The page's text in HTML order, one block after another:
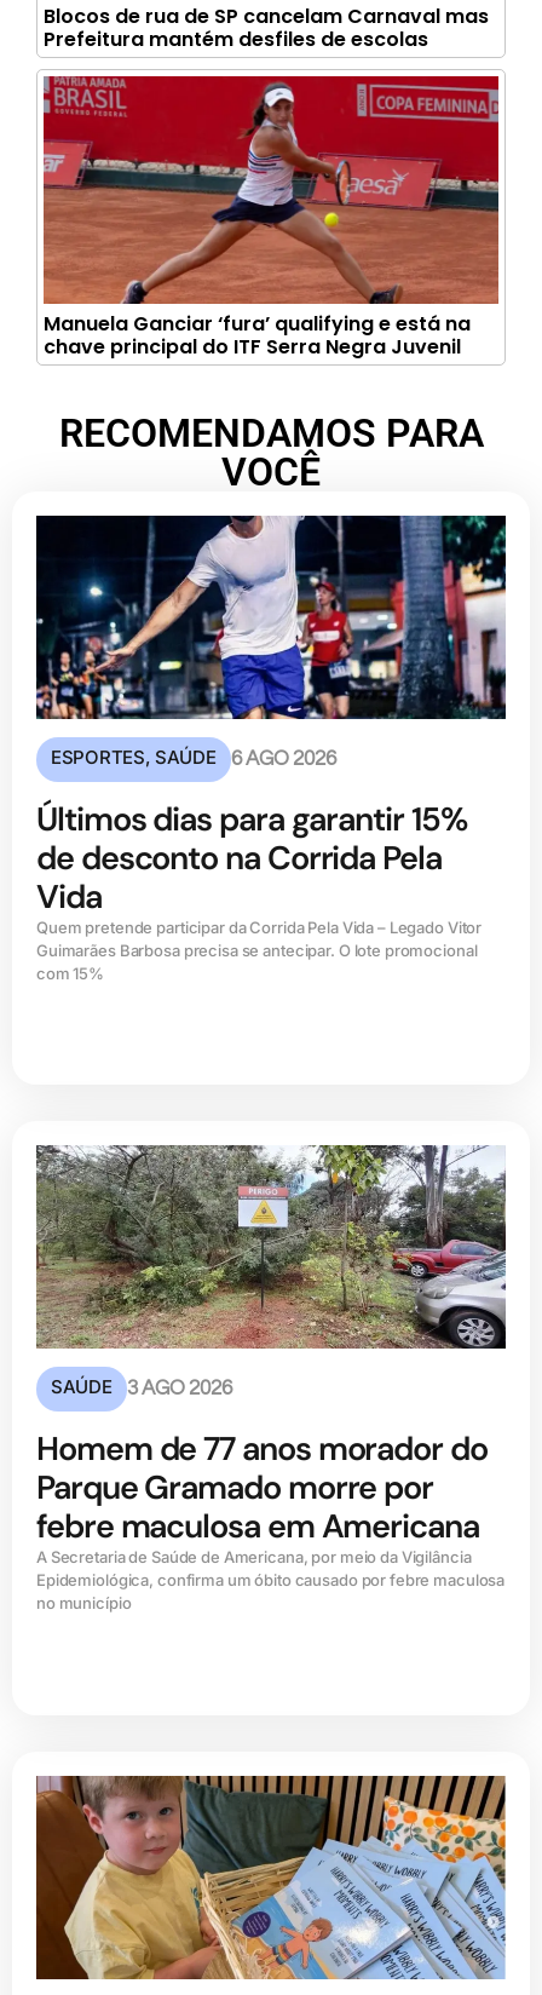
Blocos de rua de SP cancelam Carnaval mas
Prefeitura mantém desfiles de escolas
Manuela Ganciar ‘fura’ qualifying e está na
chave principal do ITF Serra Negra Juvenil
RECOMENDAMOS PARA
VOCÊ
ESPORTES,SAÚDE 6 AGO 2026
Últimos dias para garantir 15%
de desconto na Corrida Pela
Vida
Quem pretende participar da Corrida Pela Vida – Legado Vitor
Guimarães Barbosa precisa se antecipar. O lote promocional
com 15%
SAÚDE 3 AGO 2026
Homem de 77 anos morador do
Parque Gramado morre por
febre maculosa em Americana
A Secretaria de Saúde de Americana, por meio da Vigilância
Epidemiológica, confirma um óbito causado por febre maculosa
no município